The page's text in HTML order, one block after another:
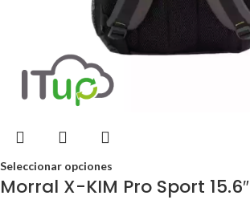
Seleccionar opciones
Morral X-KIM Pro Sport 15.6″